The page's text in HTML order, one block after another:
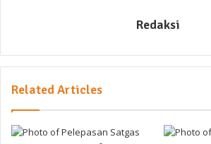
Redaksi
Related Articles